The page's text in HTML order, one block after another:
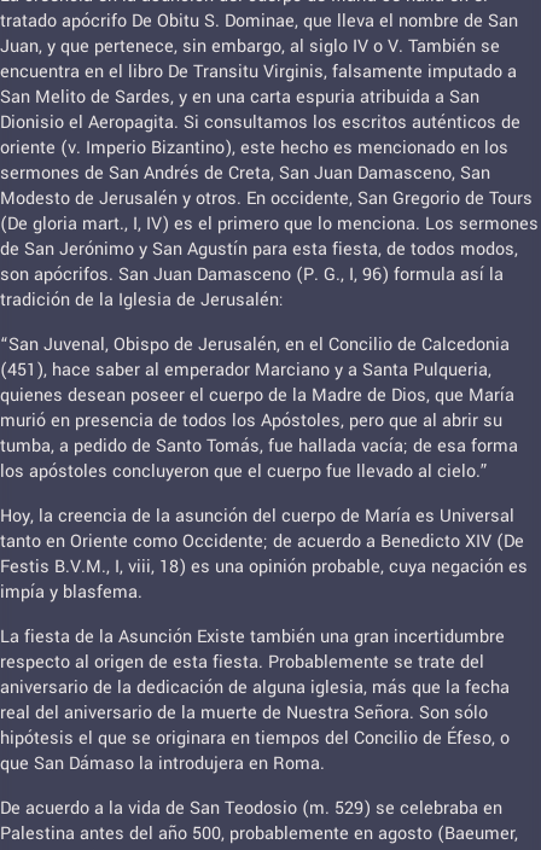
tratado apócrifo De Obitu S. Dominae, que lleva el nombre de San
Juan, y que pertenece, sin embargo, al siglo IV o V. También se
encuentra en el libro De Transitu Virginis, falsamente imputado a
San Melito de Sardes, y en una carta espuria atribuida a San
Dionisio el Aeropagita. Si consultamos los escritos auténticos de
oriente (v. Imperio Bizantino), este hecho es mencionado en los
sermones de San Andrés de Creta, San Juan Damasceno, San
Modesto de Jerusalén y otros. En occidente, San Gregorio de Tours
(De gloria mart., I, IV) es el primero que lo menciona. Los sermones
de San Jerónimo y San Agustín para esta fiesta, de todos modos,
son apócrifos. San Juan Damasceno (P. G., I, 96) formula así la
tradición de la Iglesia de Jerusalén:
“San Juvenal, Obispo de Jerusalén, en el Concilio de Calcedonia
(451), hace saber al emperador Marciano y a Santa Pulqueria,
quienes desean poseer el cuerpo de la Madre de Dios, que María
murió en presencia de todos los Apóstoles, pero que al abrir su
tumba, a pedido de Santo Tomás, fue hallada vacía; de esa forma
los apóstoles concluyeron que el cuerpo fue llevado al cielo.”
Hoy, la creencia de la asunción del cuerpo de María es Universal
tanto en Oriente como Occidente; de acuerdo a Benedicto XIV (De
Festis B.V.M., I, viii, 18) es una opinión probable, cuya negación es
impía y blasfema.
La fiesta de la Asunción Existe también una gran incertidumbre
respecto al origen de esta fiesta. Probablemente se trate del
aniversario de la dedicación de alguna iglesia, más que la fecha
real del aniversario de la muerte de Nuestra Señora. Son sólo
hipótesis el que se originara en tiempos del Concilio de Éfeso, o
que San Dámaso la introdujera en Roma.
De acuerdo a la vida de San Teodosio (m. 529) se celebraba en
Palestina antes del año 500, probablemente en agosto (Baeumer,